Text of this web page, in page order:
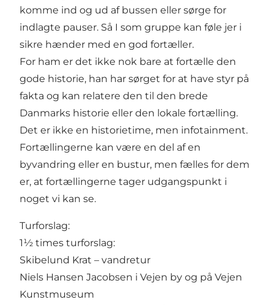
komme ind og ud af bussen eller sørge for
indlagte pauser. Så I som gruppe kan føle jer i
sikre hænder med en god fortæller.
For ham er det ikke nok bare at fortælle den
gode historie, han har sørget for at have styr på
fakta og kan relatere den til den brede
Danmarks historie eller den lokale fortælling.
Det er ikke en historietime, men infotainment.
Fortællingerne kan være en del af en
byvandring eller en bustur, men fælles for dem
er, at fortællingerne tager udgangspunkt i
noget vi kan se.
Turforslag:
1½ times turforslag:
Skibelund Krat – vandretur
Niels Hansen Jacobsen i Vejen by og på Vejen
Kunstmuseum